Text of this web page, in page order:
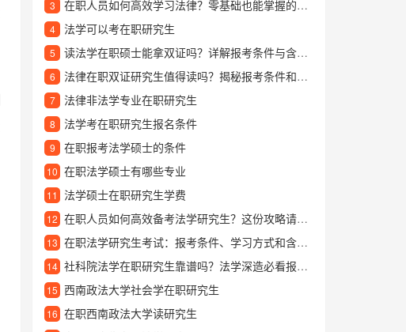
3 在职人员如何高效学习法律？零基础也能掌握的专业指南
4 法学可以考在职研究生
5 读法学在职硕士能拿双证吗？详解报考条件与含金量
6 法律在职双证研究生值得读吗？揭秘报考条件和职业发展优势
7 法律非法学专业在职研究生
8 法学考在职研究生报名条件
9 在职报考法学硕士的条件
10 在职法学硕士有哪些专业
11 法学硕士在职研究生学费
12 在职人员如何高效备考法学研究生？这份攻略请收好
13 在职法学研究生考试：报考条件、学习方式和含金量详解
14 社科院法学在职研究生靠谱吗？法学深造必看报考指南
15 西南政法大学社会学在职研究生
16 在职西南政法大学读研究生